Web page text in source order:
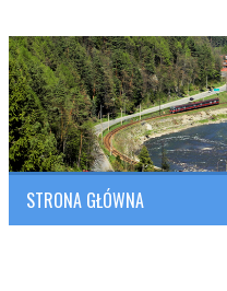
SITK RP Oddział
Polish Association of Engineers
STRONA GŁÓWNA